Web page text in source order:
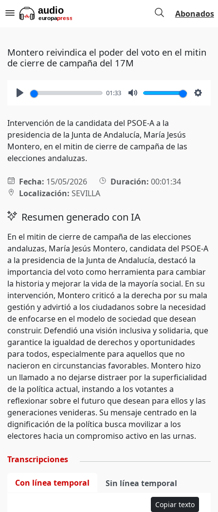
Abonados
Montero reivindica el poder del voto en el mitin
de cierre de campaña del 17M
01:33
Intervención de la candidata del PSOE-A a la
presidencia de la Junta de Andalucía, María Jesús
Montero, en el mitin de cierre de campaña de las
elecciones andaluzas.
Fecha: 15/05/2026 Duración: 00:01:34
Localización: SEVILLA
Resumen generado con IA
En el mitin de cierre de campaña de las elecciones
andaluzas, María Jesús Montero, candidata del PSOE-A
a la presidencia de la Junta de Andalucía, destacó la
importancia del voto como herramienta para cambiar
la historia y mejorar la vida de la mayoría social. En su
intervención, Montero criticó a la derecha por su mala
gestión y advirtió a los ciudadanos sobre la necesidad
de enfocarse en el modelo de sociedad que desean
construir. Defendió una visión inclusiva y solidaria, que
garantice la igualdad de derechos y oportunidades
para todos, especialmente para aquellos que no
nacieron en circunstancias favorables. Montero hizo
un llamado a no dejarse distraer por la superficialidad
de la política actual, instando a los votantes a
reflexionar sobre el futuro que desean para ellos y las
generaciones venideras. Su mensaje centrado en la
dignificación de la política busca movilizar a los
electores hacia un compromiso activo en las urnas.
Transcripciones
Con línea temporal Sin línea temporal
Copiar texto